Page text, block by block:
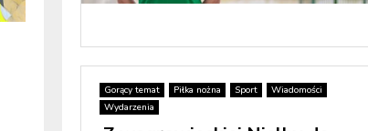
Gorący temat Piłka nożna Sport
Wiadomości
Wydarzenia